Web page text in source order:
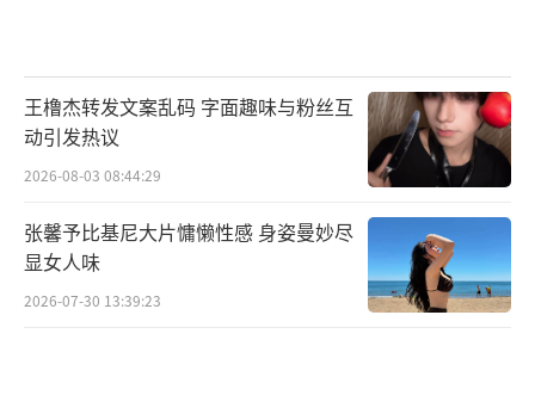
王橹杰转发文案乱码 字面趣味与粉丝互
动引发热议
2026-08-03 08:44:29
张馨予比基尼大片慵懒性感 身姿曼妙尽
显女人味
2026-07-30 13:39:23